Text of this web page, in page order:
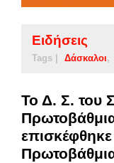
Ειδήσεις
Tags | Δάσκαλοι
Το Δ. Σ. του